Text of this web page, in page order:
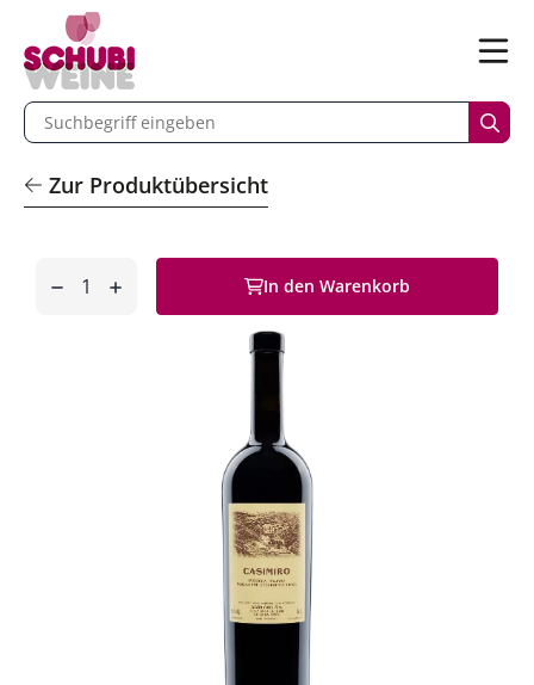
Menü
eingeben
Zur Produktübersicht
In den Warenkorb